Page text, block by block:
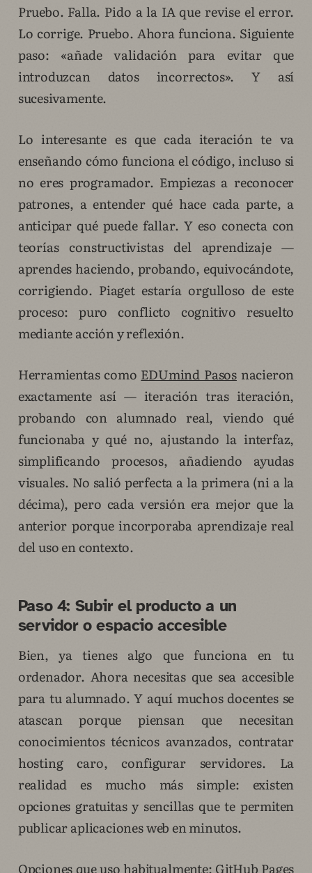
Pruebo. Falla. Pido a la IA que revise el error.
Lo corrige. Pruebo. Ahora funciona. Siguiente
paso: «añade validación para evitar que
introduzcan datos incorrectos». Y así
sucesivamente.
Lo interesante es que cada iteración te va
enseñando cómo funciona el código, incluso si
no eres programador. Empiezas a reconocer
patrones, a entender qué hace cada parte, a
anticipar qué puede fallar. Y eso conecta con
teorías constructivistas del aprendizaje —
aprendes haciendo, probando, equivocándote,
corrigiendo. Piaget estaría orgulloso de este
proceso: puro conflicto cognitivo resuelto
mediante acción y reflexión.
Herramientas como EDUmind Pasosnacieron
exactamente así — iteración tras iteración,
probando con alumnado real, viendo qué
funcionaba y qué no, ajustando la interfaz,
simplificando procesos, añadiendo ayudas
visuales. No salió perfecta a la primera (ni a la
décima), pero cada versión era mejor que la
anterior porque incorporaba aprendizaje real
del uso en contexto.
Paso 4: Subir el producto a un
servidor o espacio accesible
Bien, ya tienes algo que funciona en tu
ordenador. Ahora necesitas que sea accesible
para tu alumnado. Y aquí muchos docentes se
atascan porque piensan que necesitan
conocimientos técnicos avanzados, contratar
hosting caro, configurar servidores. La
realidad es mucho más simple: existen
opciones gratuitas y sencillas que te permiten
publicar aplicaciones web en minutos.
Opciones que uso habitualmente: GitHub Pages